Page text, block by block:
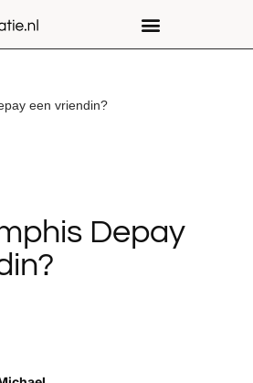
een vriendin?
Depay